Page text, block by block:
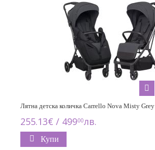
Лятна детска количка Carrello Nova Misty Grey
255.13€ / 49900лв.
Купи